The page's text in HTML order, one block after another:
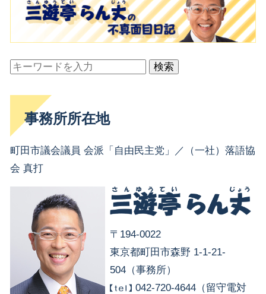
検索
事務所所在地
町田市議会議員 会派「自由民主党」／（一社）落語協
会 真打
〒194-0022
東京都町田市森野 1-1-21-
504（事務所）
042-720-4644（留守電対